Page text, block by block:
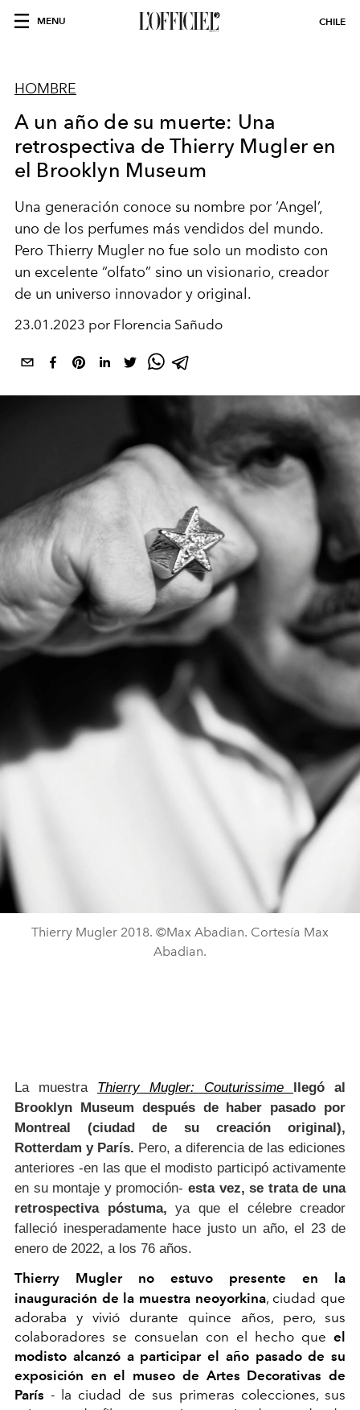
MENU CHILE
HOMBRE
A un año de su muerte: Una
retrospectiva de Thierry Mugler en
el Brooklyn Museum
Una generación conoce su nombre por ‘Angel’,
uno de los perfumes más vendidos del mundo.
Pero Thierry Mugler no fue solo un modisto con
un excelente “olfato” sino un visionario, creador
de un universo innovador y original.
23.01.2023 por Florencia Sañudo
Thierry Mugler 2018. ©Max Abadian. Cortesía Max
Abadian.
La muestra Thierry Mugler: Couturissime
llegó al
Brooklyn Museum después de haber pasado por
Montreal (ciudad de su creación original),
Rotterdam y París. Pero, a diferencia de las ediciones
anteriores -en las que el modisto participó activamente
en su montaje y promoción- esta vez, se trata de una
retrospectiva póstuma, ya que el célebre creador
falleció inesperadamente hace justo un año, el 23 de
enero de 2022, a los 76 años.
Thierry Mugler no estuvo presente en la
inauguración de la muestra neoyorkina, ciudad que
adoraba y vivió durante quince años, pero, sus
colaboradores se consuelan con el hecho que el
modisto alcanzó a participar el año pasado de su
exposición en el museo de Artes Decorativas de
París - la ciudad de sus primeras colecciones, sus